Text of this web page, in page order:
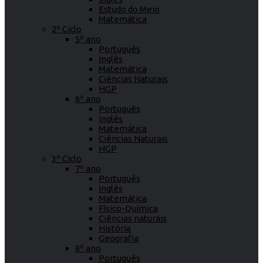
Estudo do Meio
Matemática
2º Ciclo
5º ano
Português
Inglês
Matemática
Ciências Naturais
HGP
6º ano
Português
Inglês
Matemática
Ciências Naturais
HGP
3º Ciclo
7º ano
Português
Inglês
Matemática
Físico-Química
Ciências naturais
História
Geografia
8º ano
Português